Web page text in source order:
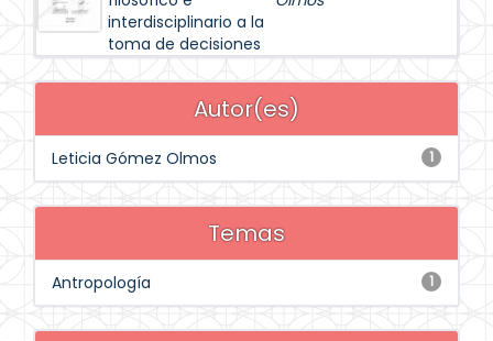
interdisciplinario a la
toma de decisiones
Autor(es)
1
Leticia Gómez Olmos
Temas
1
Antropología